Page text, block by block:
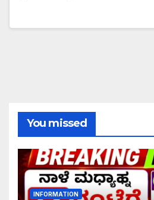
You missed
INFORMATION